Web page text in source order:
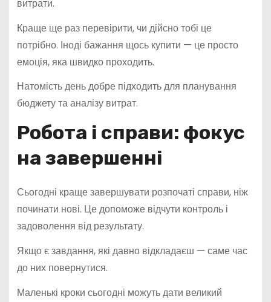
витрати.
Краще ще раз перевірити, чи дійсно тобі це
потрібно. Іноді бажання щось купити — це просто
емоція, яка швидко проходить.
Натомість день добре підходить для планування
бюджету та аналізу витрат.
Робота і справи: фокус
на завершенні
Сьогодні краще завершувати розпочаті справи, ніж
починати нові. Це допоможе відчути контроль і
задоволення від результату.
Якщо є завдання, які давно відкладаєш — саме час
до них повернутися.
Маленькі кроки сьогодні можуть дати великий